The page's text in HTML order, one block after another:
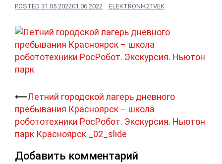
POSTED 31.05.202201.06.2022 ELEKTRONIK21VEK
Навигация
записи
⟵Летний городской лагерь дневного
пребывания Красноярск – школа
робототехники РосРобот. Экскурсия. Ньютон
парк Красноярск _02_slide
Добавить комментарий